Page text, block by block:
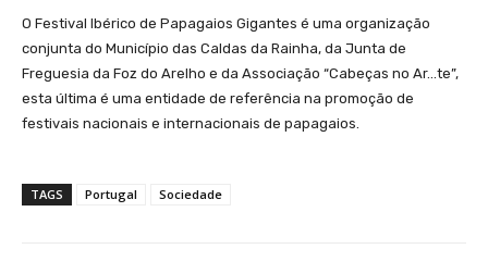
O Festival Ibérico de Papagaios Gigantes é uma organização
conjunta do Município das Caldas da Rainha, da Junta de
Freguesia da Foz do Arelho e da Associação “Cabeças no Ar…te”,
esta última é uma entidade de referência na promoção de
festivais nacionais e internacionais de papagaios.
TAGS Portugal Sociedade